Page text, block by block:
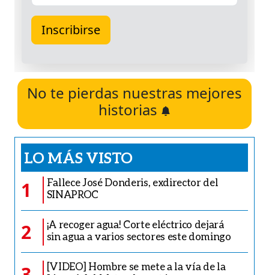
No te pierdas nuestras mejores
historias
LO MÁS VISTO
1
Fallece José Donderis, exdirector del
SINAPROC
2
¡A recoger agua! Corte eléctrico dejará
sin agua a varios sectores este domingo
[VIDEO] Hombre se mete a la vía de la